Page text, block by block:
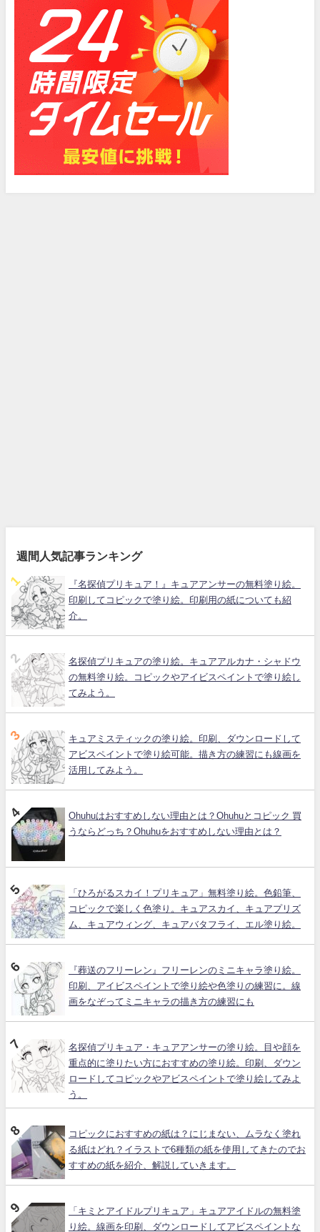
週間人気記事ランキング
『名探偵プリキュア！』キュアアンサーの無料塗り絵。
印刷してコピックで塗り絵。印刷用の紙についても紹
介。
名探偵プリキュアの塗り絵。キュアアルカナ・シャドウ
の無料塗り絵。コピックやアイビスペイントで塗り絵し
てみよう。
キュアミスティックの塗り絵。印刷、ダウンロードして
アビスペイントで塗り絵可能。描き方の練習にも線画を
活用してみよう。
Ohuhuはおすすめしない理由とは？Ohuhuとコピック 買
うならどっち？Ohuhuをおすすめしない理由とは？
「ひろがるスカイ！プリキュア」無料塗り絵。色鉛筆、
コピックで楽しく色塗り。キュアスカイ、キュアプリズ
ム、キュアウィング、キュアバタフライ、エル塗り絵。
『葬送のフリーレン』フリーレンのミニキャラ塗り絵。
印刷、アイビスペイントで塗り絵や色塗りの練習に。線
画をなぞってミニキャラの描き方の練習にも
名探偵プリキュア・キュアアンサーの塗り絵。目や顔を
重点的に塗りたい方におすすめの塗り絵。印刷、ダウン
ロードしてコピックやアビスペイントで塗り絵してみよ
う。
コピックにおすすめの紙は？にじまない、ムラなく塗れ
る紙はどれ？イラストで6種類の紙を使用してきたのでお
すすめの紙を紹介、解説していきます。
「キミとアイドルプリキュア」キュアアイドルの無料塗
り絵。線画を印刷、ダウンロードしてアビスペイントな